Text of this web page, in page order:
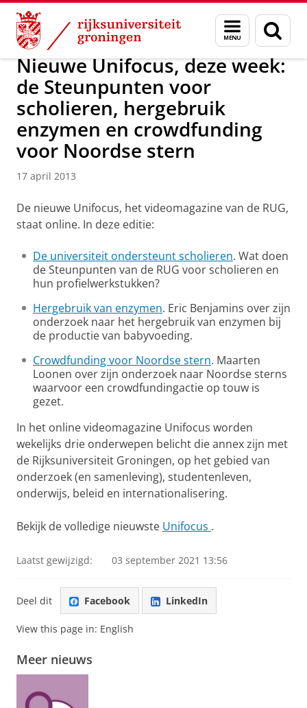
Skip
Content
Skip
Navigation
Menu
en
zoeken
Over ons Actueel Nieuws Nieuwsberichten
Nieuwe Unifocus, deze week:
de Steunpunten voor
scholieren, hergebruik
enzymen en crowdfunding
voor Noordse stern
17 april 2013
De nieuwe Unifocus, het videomagazine van de RUG,
staat online. In deze editie:
De universiteit ondersteunt scholieren. Wat doen
de Steunpunten van de RUG voor scholieren en
hun profielwerkstukken?
Hergebruik van enzymen. Eric Benjamins over zijn
onderzoek naar het hergebruik van enzymen bij
de productie van babyvoeding.
Crowdfunding voor Noordse stern. Maarten
Loonen over zijn onderzoek naar Noordse sterns
waarvoor een crowdfundingactie op touw is
gezet.
In het online videomagazine Unifocus worden
wekelijks drie onderwepen belicht die annex zijn met
de Rijksuniversiteit Groningen, op het gebied van
onderzoek (en samenleving), studentenleven,
onderwijs, beleid en internationalisering.
Bekijk de volledige nieuwste Unifocus .
Laatst gewijzigd: 03 september 2021 13:56
Deel dit Facebook LinkedIn
View this page in: English
Meer nieuws